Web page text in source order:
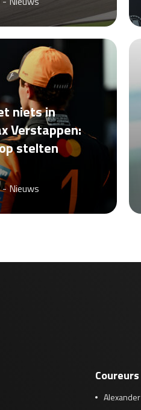
niets in
Verstappen:
stelten
-Nieuws
Coureurs